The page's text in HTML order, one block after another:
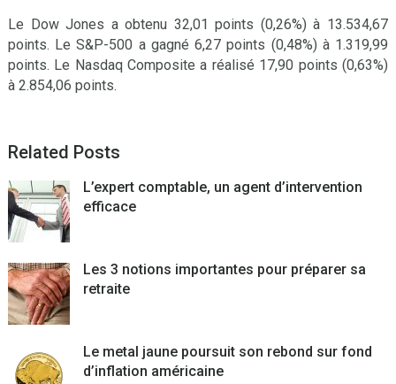
Le Dow Jones a obtenu 32,01 points (0,26%) à 13.534,67
points. Le S&P-500 a gagné 6,27 points (0,48%) à 1.319,99
points. Le Nasdaq Composite a réalisé 17,90 points (0,63%)
à 2.854,06 points.
Related Posts
L’expert comptable, un agent d’intervention
efficace
Les 3 notions importantes pour préparer sa
retraite
Le metal jaune poursuit son rebond sur fond
d’inflation américaine